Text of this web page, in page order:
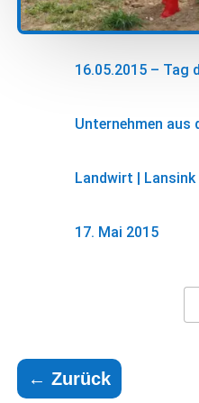
16.05.2015 – Tag
Unternehmen aus
Landwirt | Lansink
17. Mai 2015
←Zurück